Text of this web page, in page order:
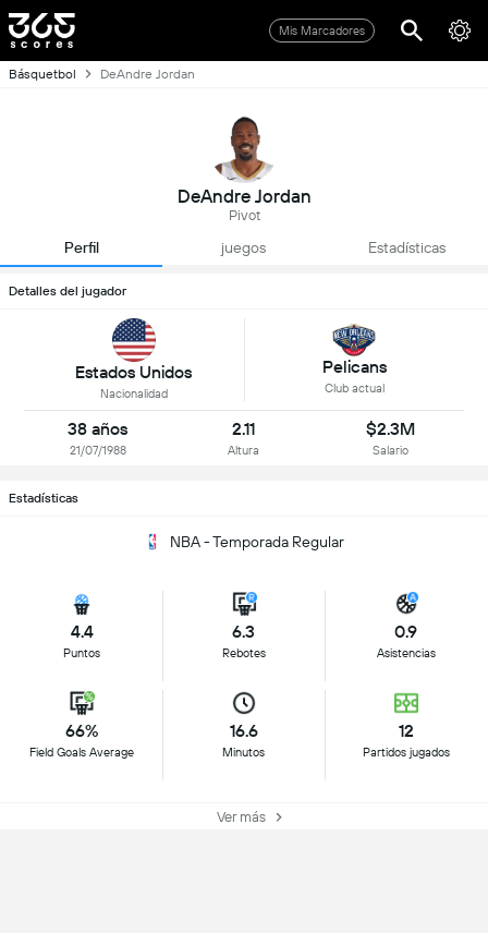
Mis Marcadores
Básquetbol DeAndre Jordan
DeAndre Jordan
Pivot
Perfil juegos Estadísticas
Detalles del jugador
Estados Unidos
Nacionalidad
Pelicans
Club actual
38 años
21/07/1988
2.11
Altura
$2.3M
Salario
Estadísticas
NBA - Temporada Regular
4.4
Puntos
6.3
Rebotes
0.9
Asistencias
66%
Field Goals Average
16.6
Minutos
12
Partidos jugados
Ver más